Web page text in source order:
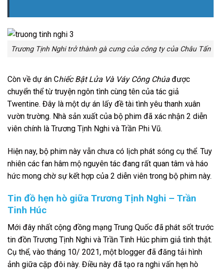
Trương Tịnh Nghi trở thành gà cưng của công ty của Châu Tấn
Còn về dự án Chiếc Bật Lửa Và Váy Công Chúa được
chuyển thể từ truyện ngôn tình cùng tên của tác giả
Twentine. Đây là một dự án lấy đề tài tình yêu thanh xuân
vườn trường. Nhà sản xuất của bộ phim đã xác nhận 2 diễn
viên chính là Trương Tịnh Nghi và Trần Phi Vũ.
Hiện nay, bộ phim này vẫn chưa có lịch phát sóng cụ thể. Tuy
nhiên các fan hâm mộ nguyên tác đang rất quan tâm và háo
hức mong chờ sự kết hợp của 2 diễn viên trong bộ phim này.
Tin đồ hẹn hò giữa Trương Tịnh Nghi – Trần
Tinh Húc
Mới đây nhất cộng đồng mạng Trung Quốc đã phát sốt trước
tin đồn Trương Tịnh Nghi và Trần Tinh Húc phim giả tình thật.
Cụ thể, vào tháng 10/ 2021, một blogger đã đăng tải hình
ảnh giữa cặp đôi này. Điều này đã tạo ra nghi vấn hẹn hò